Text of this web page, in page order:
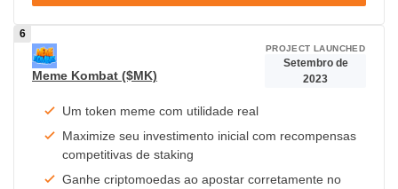
Meme Kombat ($MK)
Um token meme com utilidade real
Maximize seu investimento inicial com recompensas
competitivas de staking
Ganhe criptomoedas ao apostar corretamente no
PROJECT LAUNCHED
Setembro de
2023